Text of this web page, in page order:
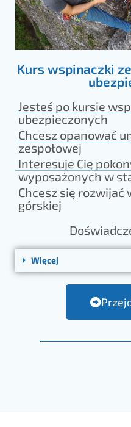
Kurs wspinaczki
Jesteś po kursie
ubezpieczonych
Chcesz opanować
zespołowej
Interesuje Cię
wyposażonych w
Chcesz się rozwijać
górskiej
Więcej